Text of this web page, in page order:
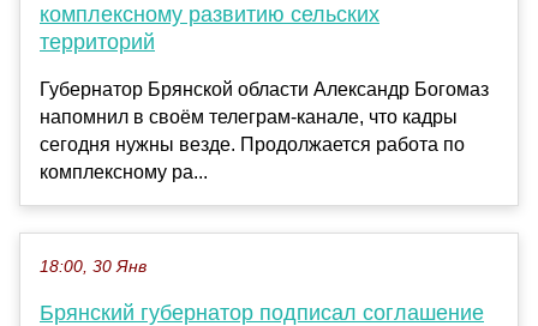
комплексному развитию сельских
территорий
Губернатор Брянской области Александр Богомаз
напомнил в своём телеграм-канале, что кадры
сегодня нужны везде. Продолжается работа по
комплексному ра...
18:00, 30 Янв
Брянский губернатор подписал соглашение